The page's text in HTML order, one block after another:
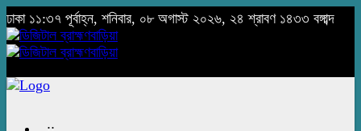
ঢাকা ১১:৩৭ পূর্বাহ্ন, শনিবার, ০৮ অগাস্ট ২০২৬, ২৪ শ্রাবণ ১৪৩৩ বঙ্গাব্দ